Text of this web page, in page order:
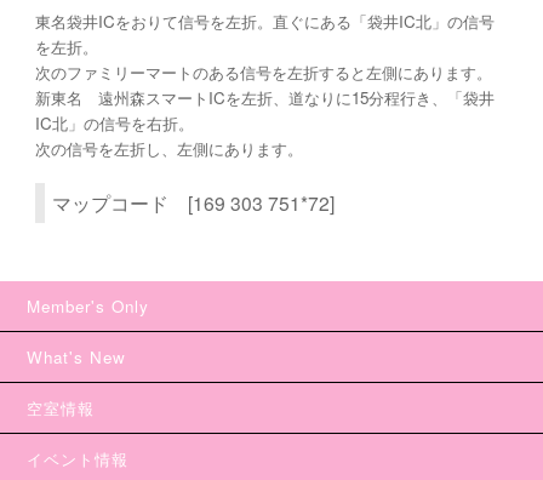
東名袋井ICをおりて信号を左折。直ぐにある「袋井IC北」の信号
を左折。
次のファミリーマートのある信号を左折すると左側にあります。
新東名 遠州森スマートICを左折、道なりに15分程行き、「袋井
IC北」の信号を右折。
次の信号を左折し、左側にあります。
マップコード [169 303 751*72]
Member's Only
What's New
空室情報
イベント情報